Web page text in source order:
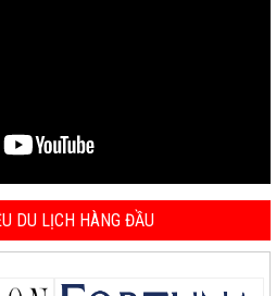
DU LỊCH HÀNG ĐẦU